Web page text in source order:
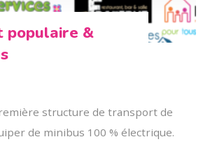
populaire &
structure de transport de
de minibus 100 % électrique.